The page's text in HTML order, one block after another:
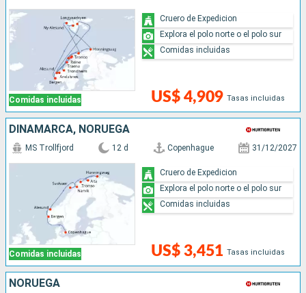
Comidas incluidas US$ 4,909 Tasas incluidas
Cruero de Expedicion
Explora el polo norte o el polo sur
Comidas incluidas
DINAMARCA, NORUEGA
Comidas incluidas
MS Trollfjord 12 d Copenhague 31/12/2027
US$ 3,451 Tasas incluidas
Cruero de Expedicion
Explora el polo norte o el polo sur
Comidas incluidas
NORUEGA